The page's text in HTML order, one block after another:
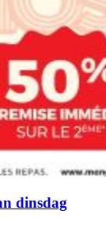
dinsdag